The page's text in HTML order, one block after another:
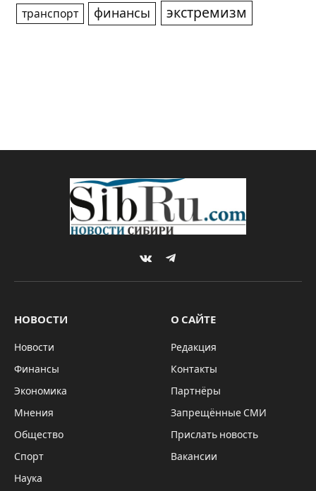
транспорт финансы экстремизм
VKontakteTelegram
НОВОСТИ
Новости
Финансы
Экономика
Мнения
Общество
Спорт
Наука
О САЙТЕ
Редакция
Контакты
Партнёры
Запрещённые СМИ
Прислать новость
Вакансии